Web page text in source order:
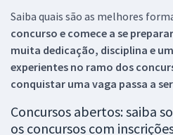
Saiba quais são as melhores
concurso e comece a se
muita dedicação, disciplina e
experientes no ramo dos
conquistar uma vaga passa a
Concursos abertos: saiba
os concursos com